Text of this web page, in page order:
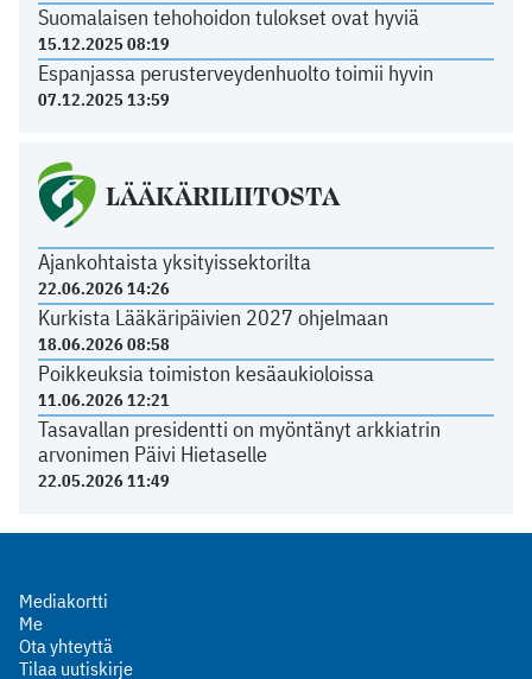
Suomalaisen tehohoidon tulokset ovat hyviä
15.12.2025 08:19
Espanjassa perusterveydenhuolto toimii hyvin
07.12.2025 13:59
LÄÄKÄRILIITOSTA
Ajankohtaista yksityissektorilta
22.06.2026 14:26
Kurkista Lääkäripäivien 2027 ohjelmaan
18.06.2026 08:58
Poikkeuksia toimiston kesäaukioloissa
11.06.2026 12:21
Tasavallan presidentti on myöntänyt arkkiatrin
arvonimen Päivi Hietaselle
22.05.2026 11:49
Mediakortti
Me
Ota yhteyttä
Tilaa uutiskirje